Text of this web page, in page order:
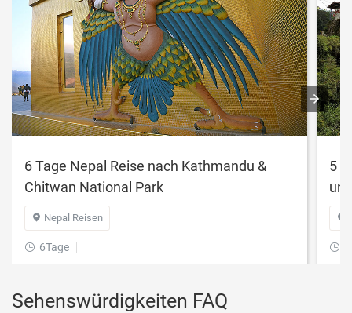
6 Tage Nepal Reise nach Kathmandu &
Chitwan National Park
 Nepal Reisen
 6Tage
5


Sehenswürdigkeiten FAQ